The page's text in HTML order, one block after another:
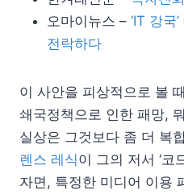
오마이뉴스 – ‘IT 강국
전락하다
이 사안을 피상적으로 볼
쇄국정책으로 인한 패망,
실상은 그것보다 좀 더 복
렌스 레식이 그의 저서 ‘코
자면, 특정한 미디어 이용